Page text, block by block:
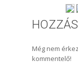
Még nem
kommentelő!